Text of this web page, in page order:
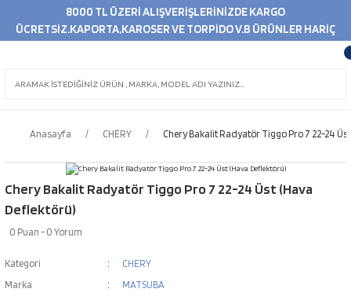
8000 TL ÜZERİ ALIŞVERİŞLERİNİZDE KARGO
ÜCRETSİZ.KAPORTA,KAROSER VE TORPİDO V.B ÜRÜNLER HARİÇ
Anasayfa CHERY Chery Bakalit Radyatör Tiggo Pro 7 22-24
Chery Bakalit Radyatör Tiggo Pro 7 22-24 Üst (Hava
Deflektörü)
0 Puan - 0 Yorum
Kategori
CHERY
Marka
MATSUBA